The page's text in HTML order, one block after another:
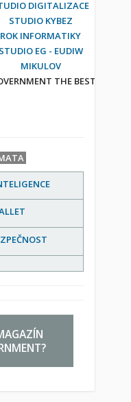
DIGITALIZACE
STUDIO KYBEZ
ROK INFORMATIKY
STUDIO EG - EUDIW
MIKULOV
THE BEST